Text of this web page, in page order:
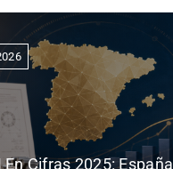
En Cifras 2025: España